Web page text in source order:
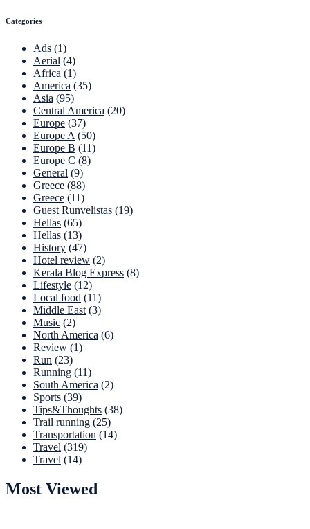
Categories
Ads (1)
Aerial (4)
Africa (1)
America (35)
Asia (95)
Central America (20)
Europe (37)
Europe A (50)
Europe B (11)
Europe C (8)
General (9)
Greece (88)
Greece (11)
Guest Runvelistas (19)
Hellas (65)
Hellas (13)
History (47)
Hotel review (2)
Kerala Blog Express (8)
Lifestyle (12)
Local food (11)
Middle East (3)
Music (2)
North America (6)
Review (1)
Run (23)
Running (11)
South America (2)
Sports (39)
Tips&Thoughts (38)
Trail running (25)
Transportation (14)
Travel (319)
Travel (14)
Most Viewed